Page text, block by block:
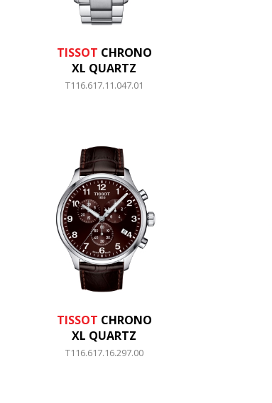
TISSOT CHRONO
XL QUARTZ
T116.617.11.047.01
TISSOT CHRONO
XL QUARTZ
T116.617.16.297.00